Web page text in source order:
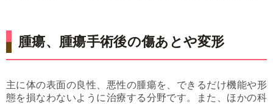
腫瘍、腫瘍手術後の傷あとや変形
主に体の表面の良性、悪性の腫瘍を、できるだけ機能や形
態を損なわないように治療する分野です。また、ほかの科